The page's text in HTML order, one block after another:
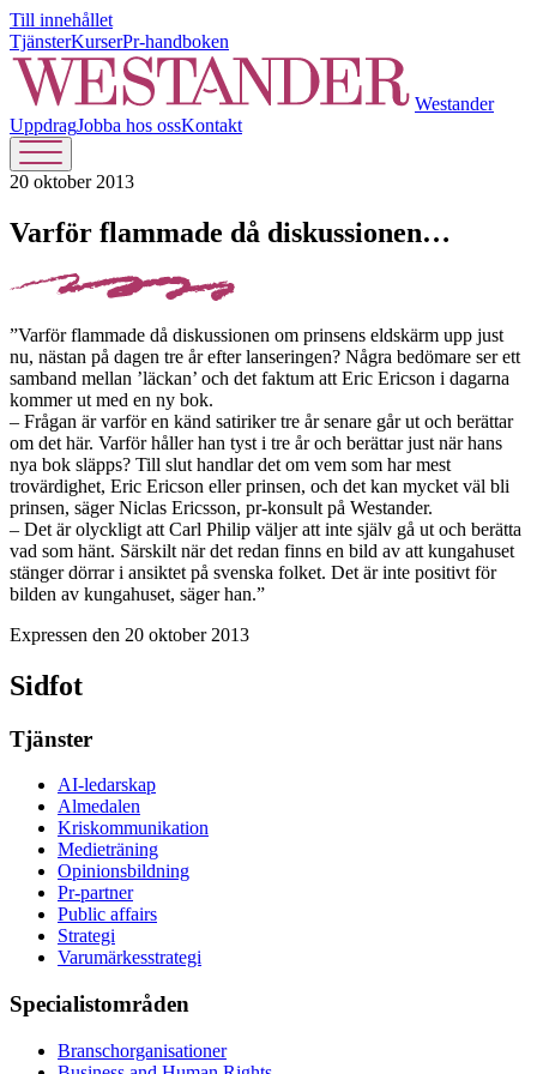
Till innehållet
TjänsterKurserPr-handboken
Westander
UppdragJobba hos ossKontakt
20 oktober 2013
Varför flammade då diskussionen…
”Varför flammade då diskussionen om prinsens eldskärm upp just
nu, nästan på dagen tre år efter lanseringen? Några bedömare ser ett
samband mellan ’läckan’ och det faktum att Eric Ericson i dagarna
kommer ut med en ny bok.
– Frågan är varför en känd satiriker tre år senare går ut och berättar
om det här. Varför håller han tyst i tre år och berättar just när hans
nya bok släpps? Till slut handlar det om vem som har mest
trovärdighet, Eric Ericson eller prinsen, och det kan mycket väl bli
prinsen, säger Niclas Ericsson, pr-konsult på Westander.
– Det är olyckligt att Carl Philip väljer att inte själv gå ut och berätta
vad som hänt. Särskilt när det redan finns en bild av att kungahuset
stänger dörrar i ansiktet på svenska folket. Det är inte positivt för
bilden av kungahuset, säger han.”
Expressen den 20 oktober 2013
Sidfot
Tjänster
AI-ledarskap
Almedalen
Kris­kommunikation
Medieträning
Opinionsbildning
Pr-partner
Public affairs
Strategi
Varumärkesstrategi
Specialistområden
Branschorganisationer